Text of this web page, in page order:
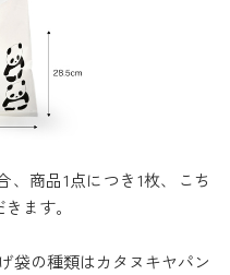
商品1点につき1枚、こち
ます。
袋の種類はカタヌキヤパン